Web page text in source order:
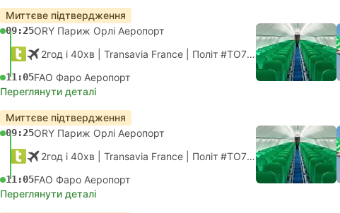
Миттєве підтвердження
09:25ORY Париж Орлі Аеропорт
2год і 40хв | Transavia France Політ #TO7672 |Економ
11:05FAO Фаро Аеропорт
Переглянути деталі
Миттєве підтвердження
09:25ORY Париж Орлі Аеропорт
2год і 40хв | Transavia France Політ #TO7672 |Економ
11:05FAO Фаро Аеропорт
Переглянути деталі